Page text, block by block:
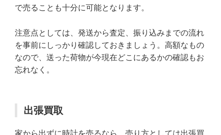
で売ることも十分に可能となります。
注意点としては、発送から査定、振り込みまでの流れ
を事前にしっかり確認しておきましょう。高額なもの
なので、送った荷物が今現在どこにあるかの確認もお
忘れなく。
出張買取
家から出ずに時計を売るなら、売り方としては出張買